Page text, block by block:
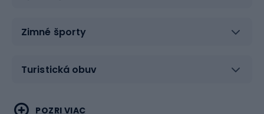
Zimné športy
Turistická obuv
Vodné športy
Bojové umenia
POZRI VIAC